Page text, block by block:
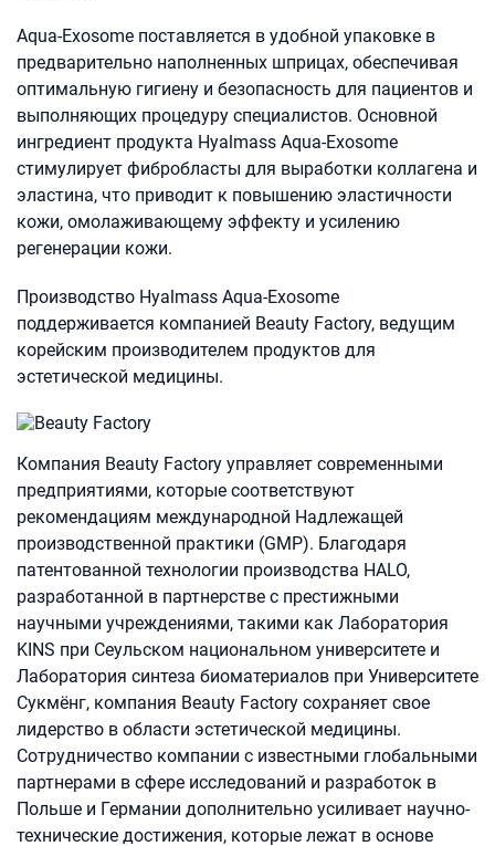
Aqua-Exosome поставляется в удобной упаковке в
предварительно наполненных шприцах, обеспечивая
оптимальную гигиену и безопасность для пациентов и
выполняющих процедуру специалистов. Основной
ингредиент продукта Hyalmass Aqua-Exosome
стимулирует фибробласты для выработки коллагена и
эластина, что приводит к повышению эластичности
кожи, омолаживающему эффекту и усилению
регенерации кожи.
Производство Hyalmass Aqua-Exosome
поддерживается компанией Beauty Factory, ведущим
корейским производителем продуктов для
эстетической медицины.
Компания Beauty Factory управляет современными
предприятиями, которые соответствуют
рекомендациям международной Надлежащей
производственной практики (GMP). Благодаря
патентованной технологии производства HALO,
разработанной в партнерстве с престижными
научными учреждениями, такими как Лаборатория
KINS при Сеульском национальном университете и
Лаборатория синтеза биоматериалов при Университете
Сукмёнг, компания Beauty Factory сохраняет свое
лидерство в области эстетической медицины.
Сотрудничество компании с известными глобальными
партнерами в сфере исследований и разработок в
Польше и Германии дополнительно усиливает научно-
технические достижения, которые лежат в основе